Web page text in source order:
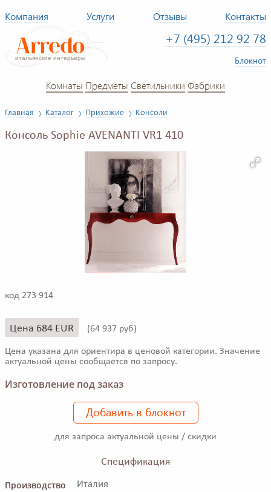
Компания Услуги Отзывы Контакты
+7 (495) 212 92 78
Блокнот
Комнаты Предметы Светильники Фабрики
Главная Каталог Прихожие Консоли
Консоль Sophie AVENANTI VR1 410
код 273 914
Цена 684 EUR (64 937 руб)
Цена указана для ориентира в ценовой категории. Значение
актуальной цены сообщается по запросу.
Изготовление под заказ
Добавить в блокнот
для запроса актуальной цены / скидки
Спецификация
Производство
Италия